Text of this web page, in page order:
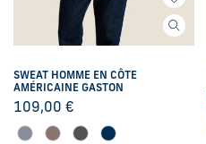
SWEAT HOMME EN CÔTE
AMÉRICAINE GASTON
109,00 €